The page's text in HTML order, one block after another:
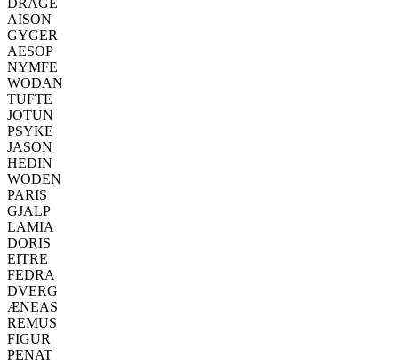
DRAGE
AISON
GYGER
AESOP
NYMFE
WODAN
TUFTE
JOTUN
PSYKE
JASON
HEDIN
WODEN
PARIS
GJALP
LAMIA
DORIS
EITRE
FEDRA
DVERG
ÆNEAS
REMUS
FIGUR
PENAT